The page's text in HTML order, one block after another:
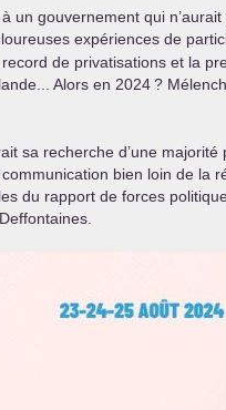
un gouvernement qui
expériences de
de privatisations et la
Alors en 2024?
sa recherche d’une
bien loin de la
du rapport de forces